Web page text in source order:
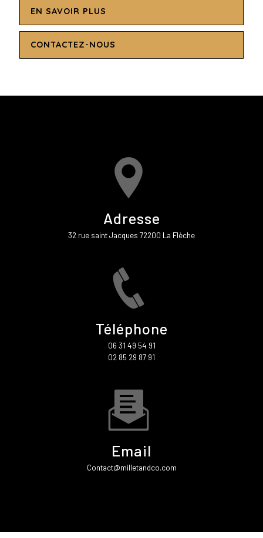
EN SAVOIR PLUS
CONTACTEZ-NOUS
Adresse
32 rue saint Jacques 72200 La Flèche
Téléphone
06 31 49 54 91
02 85 29 87 91
Email
contact@milletandco.com